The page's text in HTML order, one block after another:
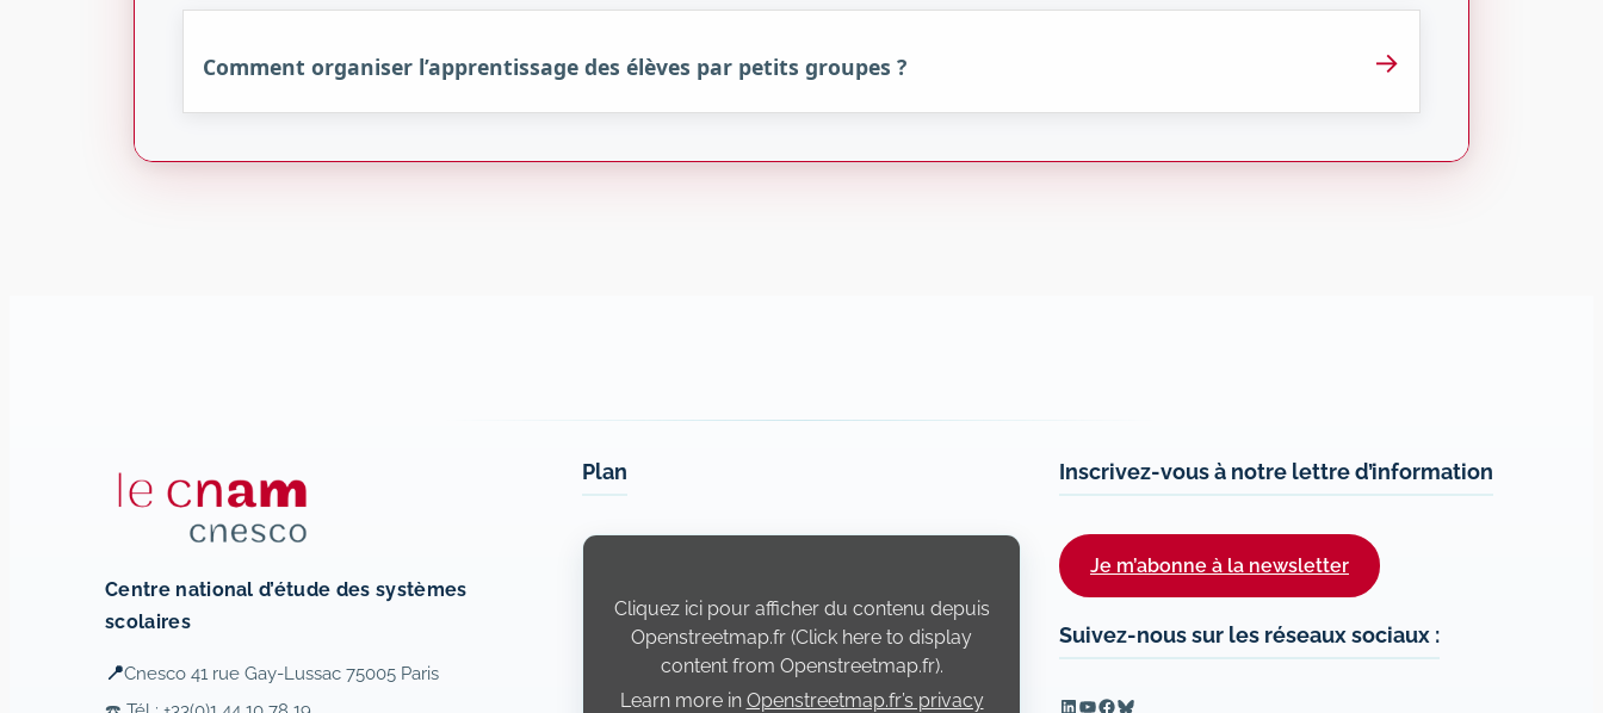
Comment organiser l’apprentissage des élèves par petits groupes ? →
Centre national d’étude des systèmes
scolaires
📍Cnesco 41 rue Gay-Lussac 75005 Paris
Plan
Display
Openstreetmap.fr
Cliquez ici pour afficher du contenu depuis
Openstreetmap.fr (Click here to display
content from Openstreetmap.fr).
Learn more in Openstreetmap.fr’s privacy
Inscrivez-vous à notre lettre d’information
Je m’abonne à la newsletter
Suivez-nous sur les réseaux sociaux :
LinkedIn
YouTube
Facebook
Bluesky